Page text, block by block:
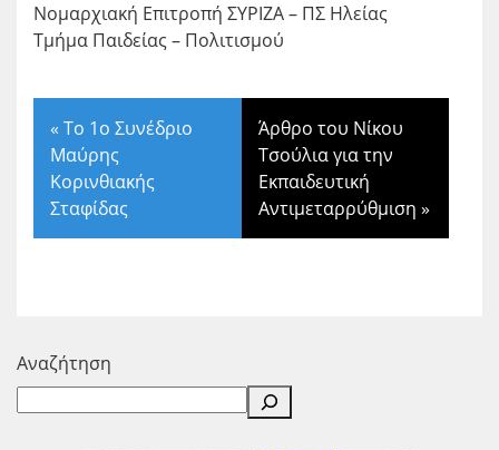
Νομαρχιακή Επιτροπή ΣΥΡΙΖΑ – ΠΣ Ηλείας
Τμήμα Παιδείας – Πολιτισμού
« Το 1ο Συνέδριο
Μαύρης
Κορινθιακής
Σταφίδας
Άρθρο του Νίκου
Τσούλια για την
Εκπαιδευτική
Αντιμεταρρύθμιση »
Αναζήτηση